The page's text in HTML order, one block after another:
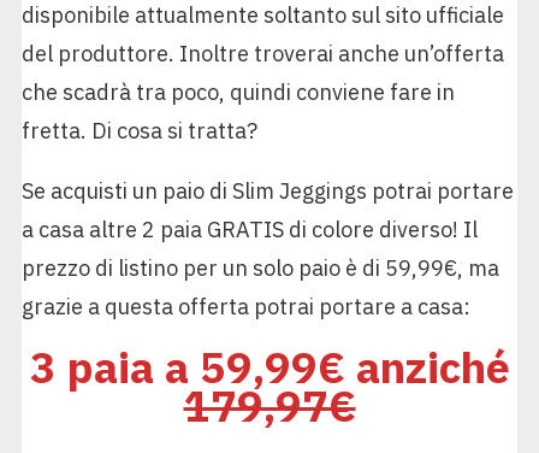
disponibile attualmente soltanto sul sito ufficiale
del produttore. Inoltre troverai anche un’offerta
che scadrà tra poco, quindi conviene fare in
fretta. Di cosa si tratta?
Se acquisti un paio di Slim Jeggings potrai portare
a casa altre 2 paia GRATIS di colore diverso! Il
prezzo di listino per un solo paio è di 59,99€, ma
grazie a questa offerta potrai portare a casa:
3 paia a 59,99€ anziché
179,97€